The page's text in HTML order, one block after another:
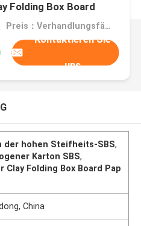
Folding Box Board
Preis：Verhandlungsfähig
Kontaktieren Sie
uns
der hohen Steifheits-SBS,
Karton SBS,
Clay Folding Box Board Pap
China